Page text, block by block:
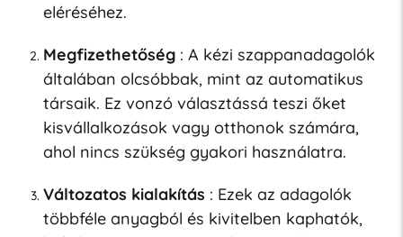
eléréséhez.
Megfizethetőség: A kézi szappanadagolók
általában olcsóbbak, mint az automatikus
társaik. Ez vonzó választássá teszi őket
kisvállalkozások vagy otthonok számára,
ahol nincs szükség gyakori használatra.
Változatos kialakítás : Ezek az adagolók
többféle anyagból és kivitelben kaphatók,